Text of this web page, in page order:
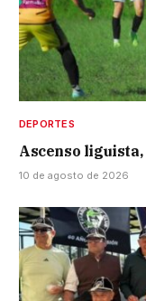
DEPORTES
Ascenso
10 de agosto de 2026